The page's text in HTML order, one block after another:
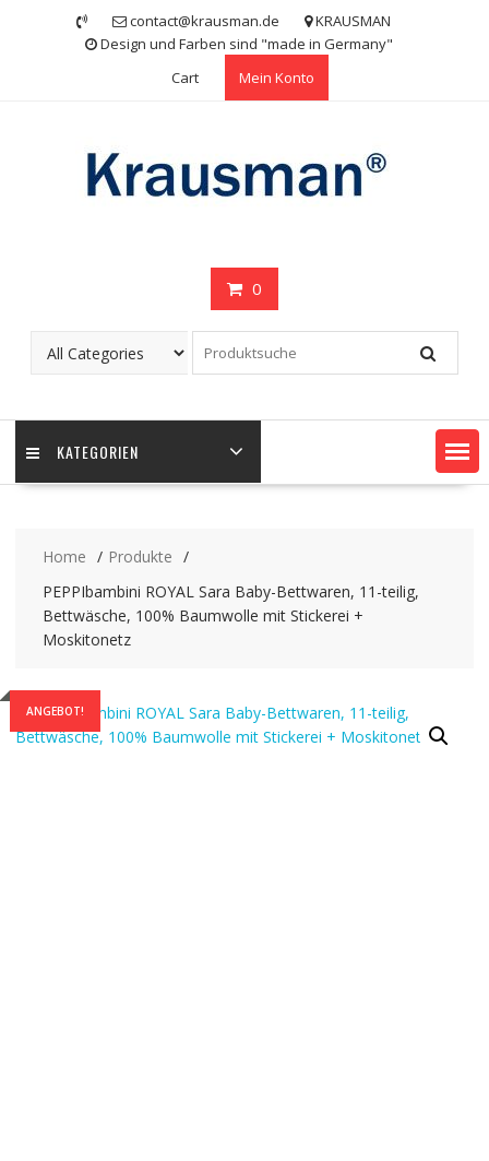
contact@krausman.de
KRAUSMAN
Design und Farben sind "made in Germany"
Cart
Mein Konto
0
KATEGORIEN
Home
Produkte
PEPPIbambini ROYAL Sara Baby-Bettwaren, 11-teilig,
Bettwäsche, 100% Baumwolle mit Stickerei +
Moskitonetz
ANGEBOT!